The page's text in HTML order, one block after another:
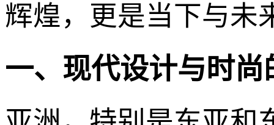
辉煌，更是当下与未
一、现代设计与时